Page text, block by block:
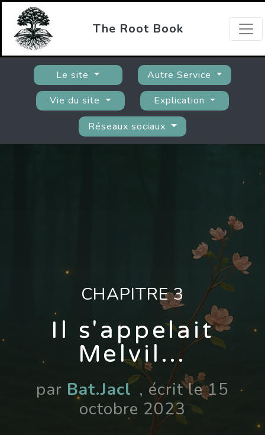
The Root Book
Le site
Autre Service
Vie du site
Explication
Réseaux sociaux
CHAPITRE 3
Il s'appelait
Melvil…
par Bat.Jacl, écrit le 15
octobre 2023